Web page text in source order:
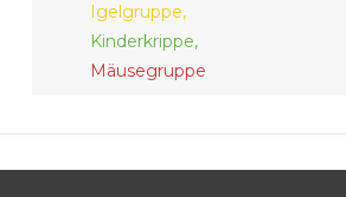
Igelgruppe,
Kinderkrippe,
Mäusegruppe